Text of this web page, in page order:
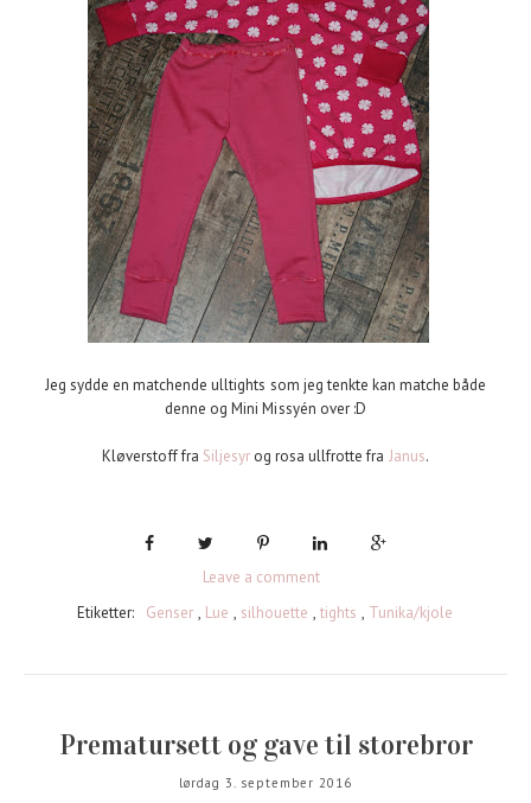
Jeg sydde en matchende ulltights som jeg tenkte kan matche både
denne og Mini Missyén over :D
Kløverstoff fra Siljesyrog rosa ullfrotte fra Janus.
Leave a comment
Etiketter:
Genser , Lue , silhouette , tights , Tunika/kjole
Prematursett og gave til storebror
lørdag 3. september 2016